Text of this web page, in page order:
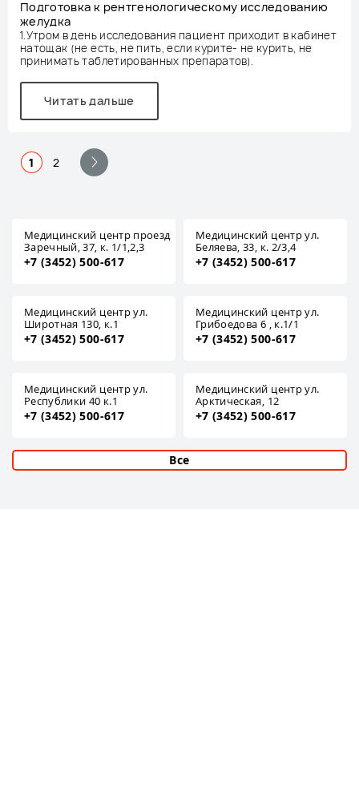
Подготовка к рентгенологическому исследованию
желудка
1.Утром в день исследования пациент приходит в кабинет
натощак (не есть, не пить, если курите- не курить, не
принимать таблетированных препаратов).
Читать дальше
1 2
Медицинский центр проезд
Заречный, 37, к. 1/1,2,3
+7 (3452) 500-617
Медицинский центр ул.
Беляева, 33, к. 2/3,4
+7 (3452) 500-617
Медицинский центр ул.
Широтная 130, к.1
+7 (3452) 500-617
Медицинский центр ул.
Грибоедова 6 , к.1/1
+7 (3452) 500-617
Медицинский центр ул.
Республики 40 к.1
+7 (3452) 500-617
Медицинский центр ул.
Арктическая, 12
+7 (3452) 500-617
Все